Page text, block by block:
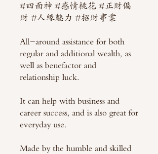
#四面神 #感情桃花 #正財偏
財 #人緣魅力 #招財事業
All-around assistance for both
regular and additional wealth, as
well as benefactor and
relationship luck.
It can help with business and
career success, and is also great for
everyday use.
Made by the humble and skilled